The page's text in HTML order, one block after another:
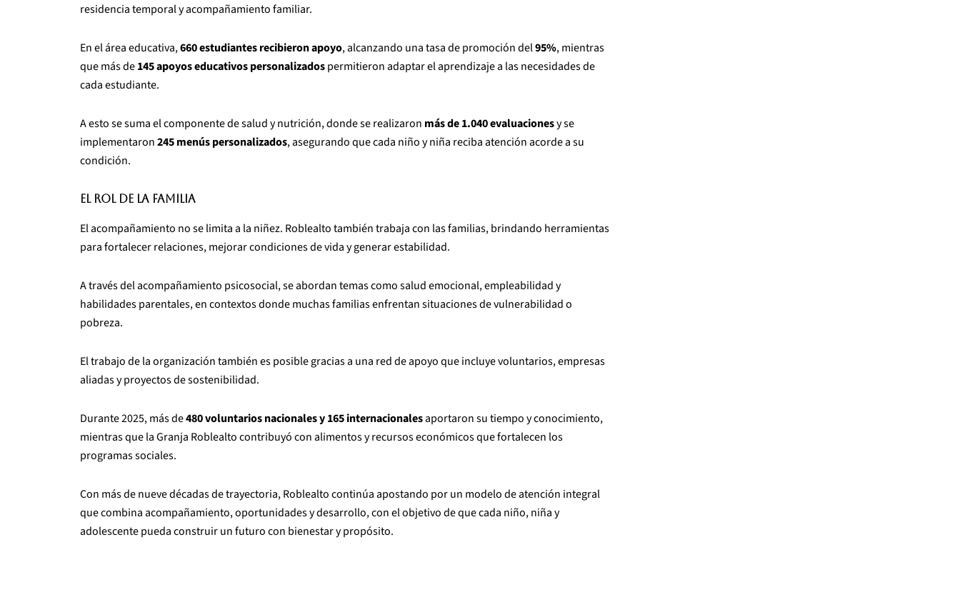
residencia temporal y acompañamiento familiar.
En el área educativa,660 estudiantes recibieron apoyo, alcanzando una tasa de promoción del95%, mientras
que más de145 apoyos educativos personalizadospermitieron adaptar el aprendizaje a las necesidades de
cada estudiante.
A esto se suma el componente de salud y nutrición, donde se realizaron más de 1.040 evaluacionesy se
implementaron245 menús personalizados, asegurando que cada niño y niña reciba atención acorde a su
condición.
El rol de la familia
El acompañamiento no se limita a la niñez. Roblealto también trabaja con las familias, brindando herramientas
para fortalecer relaciones, mejorar condiciones de vida y generar estabilidad.
A través del acompañamiento psicosocial, se abordan temas como salud emocional, empleabilidad y
habilidades parentales, en contextos donde muchas familias enfrentan situaciones de vulnerabilidad o
pobreza.
El trabajo de la organización también es posible gracias a una red de apoyo que incluye voluntarios, empresas
aliadas y proyectos de sostenibilidad.
Durante 2025, más de480 voluntarios nacionales y 165 internacionalesaportaron su tiempo y conocimiento,
mientras que la Granja Roblealto contribuyó con alimentos y recursos económicos que fortalecen los
programas sociales.
Con más de nueve décadas de trayectoria, Roblealto continúa apostando por un modelo de atención integral
que combina acompañamiento, oportunidades y desarrollo, con el objetivo de que cada niño, niña y
adolescente pueda construir un futuro con bienestar y propósito.